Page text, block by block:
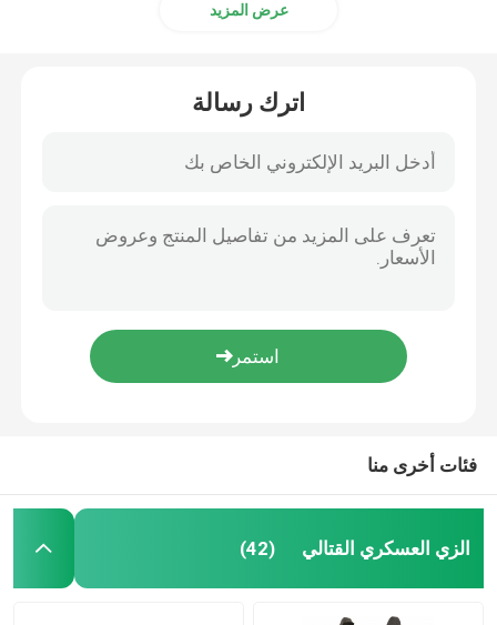
عرض المزيد
اترك رسالة
فئات أخرى منا
الزي العسكري القتالي (42)